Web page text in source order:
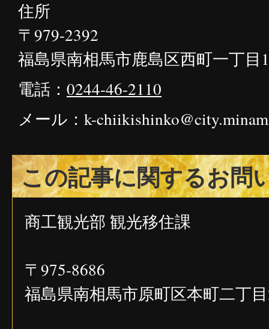
住所
〒979-2392
福島県南相馬市鹿島区西町一丁目1
電話： 0244-46-2110
メール：k-
この記事に関するお問
商工観光部 観光移住課
〒975-8686
福島県南相馬市原町区本町二丁